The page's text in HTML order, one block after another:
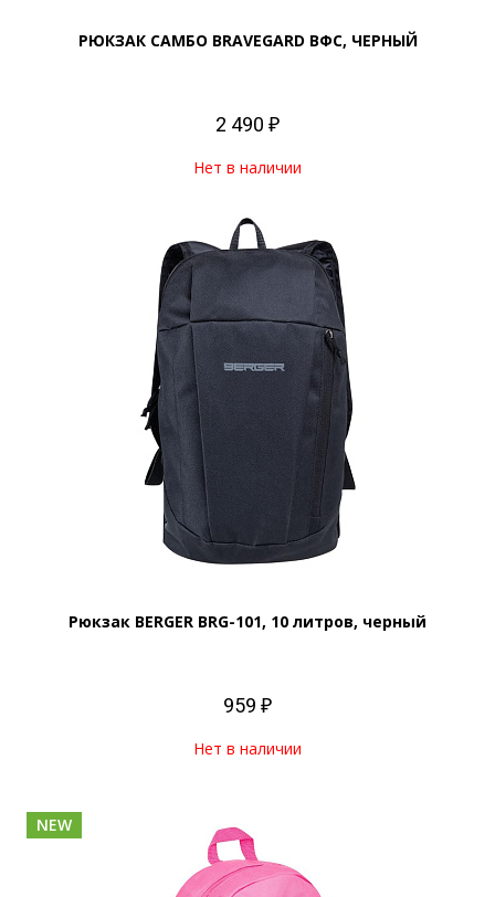
РЮКЗАК САМБО BRAVEGARD ВФС, ЧЕРНЫЙ
2 490 ₽
Нет в наличии
Рюкзак BERGER BRG-101, 10 литров, черный
959 ₽
Нет в наличии
NEW